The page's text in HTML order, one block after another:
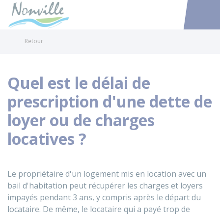
Accéder
Retour
Quel est le délai de
prescription d'une dette de
loyer ou de charges
locatives ?
Le propriétaire d'un logement mis en location avec un
bail d'habitation peut récupérer les charges et loyers
impayés pendant 3 ans, y compris après le départ du
locataire. De même, le locataire qui a payé trop de